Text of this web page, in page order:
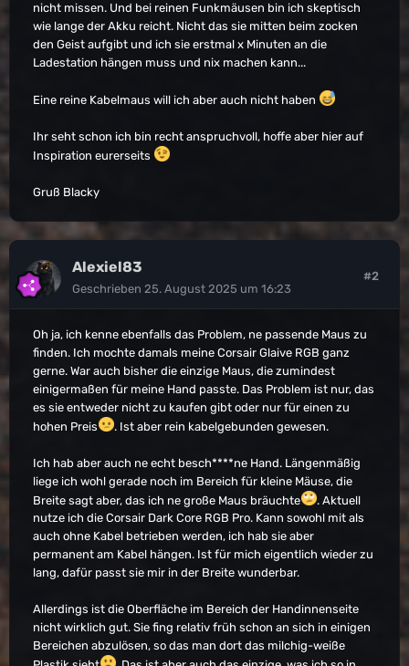
nicht missen. Und bei reinen Funkmäusen bin ich skeptisch
wie lange der Akku reicht. Nicht das sie mitten beim zocken
den Geist aufgibt und ich sie erstmal x Minuten an die
Ladestation hängen muss und nix machen kann...
Eine reine Kabelmaus will ich aber auch nicht haben
Ihr seht schon ich bin recht anspruchvoll, hoffe aber hier auf
Inspiration eurerseits
Gruß Blacky
Alexiel83
Geschrieben 25. August 2025 um 16:23
#2
Oh ja, ich kenne ebenfalls das Problem, ne passende Maus zu
finden. Ich mochte damals meine Corsair Glaive RGB ganz
gerne. War auch bisher die einzige Maus, die zumindest
einigermaßen für meine Hand passte. Das Problem ist nur, das
es sie entweder nicht zu kaufen gibt oder nur für einen zu
hohen Preis
. Ist aber rein kabelgebunden gewesen.
Ich hab aber auch ne echt besch****ne Hand. Längenmäßig
liege ich wohl gerade noch im Bereich für kleine Mäuse, die
Breite sagt aber, das ich ne große Maus bräuchte
. Aktuell
nutze ich die Corsair Dark Core RGB Pro. Kann sowohl mit als
auch ohne Kabel betrieben werden, ich hab sie aber
permanent am Kabel hängen. Ist für mich eigentlich wieder zu
lang, dafür passt sie mir in der Breite wunderbar.
Allerdings ist die Oberfläche im Bereich der Handinnenseite
nicht wirklich gut. Sie fing relativ früh schon an sich in einigen
Bereichen abzulösen, so das man dort das milchig-weiße